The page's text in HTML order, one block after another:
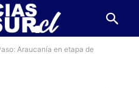
Araucanía en etapa de